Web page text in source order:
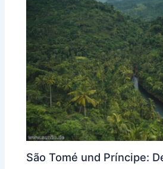
São Tomé und Príncipe: